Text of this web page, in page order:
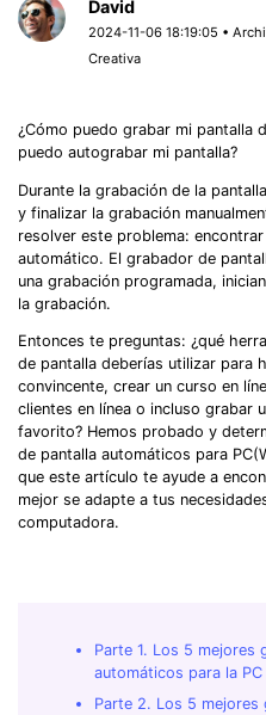
David
2024-11-06 18:19:05 •
Creativa
¿Cómo puedo grabar mi pantalla
puedo autograbar mi pantalla?
Durante la grabación de la
y finalizar la grabación
resolver este problema:
automático. El grabador de
una grabación programada,
la grabación.
Entonces te preguntas: ¿qué
de pantalla deberías utilizar para
convincente, crear un curso en
clientes en línea o incluso grabar
favorito? Hemos probado y
de pantalla automáticos para
que este artículo te ayude a
mejor se adapte a tus
computadora.
Parte 1. Los 5 mejores
automáticos para la PC
Parte 2. Los 5 mejores